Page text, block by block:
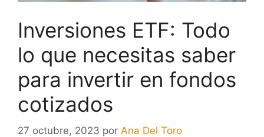
Inversiones ETF: Todo
lo que necesitas saber
para invertir en fondos
cotizados
27 octubre, 2023 por Ana Del Toro